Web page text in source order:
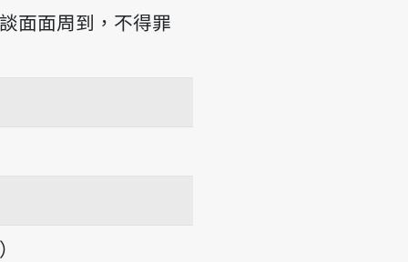
面面周到，不得罪